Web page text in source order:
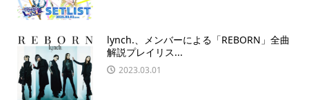
lynch.、メンバーによる「REBORN」全曲
解説プレイリス...
2023.03.01